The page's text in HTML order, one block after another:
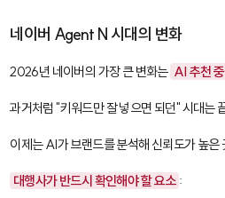
네이버 Agent N 시대의 변화
2026년 네이버의 가장 큰 변화는 AI 추천
과거처럼 "키워드만 잘 넣으면 되던" 시대는
이제는 AI가 브랜드를 분석해 신뢰도가 높은
대행사가 반드시 확인해야 할 요소 :